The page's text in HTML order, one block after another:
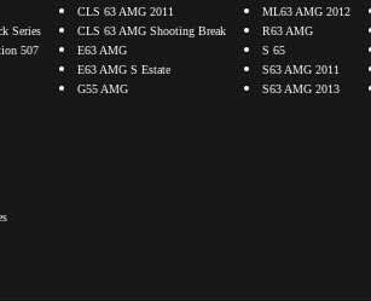
Series
507
CLS 63 AMG 2011
CLS 63 AMG Shooting Break
E63 AMG
E63 AMG S Estate
G55 AMG
ML63 AMG 2012
R63 AMG
S 65
S63 AMG 2011
S63 AMG 2013